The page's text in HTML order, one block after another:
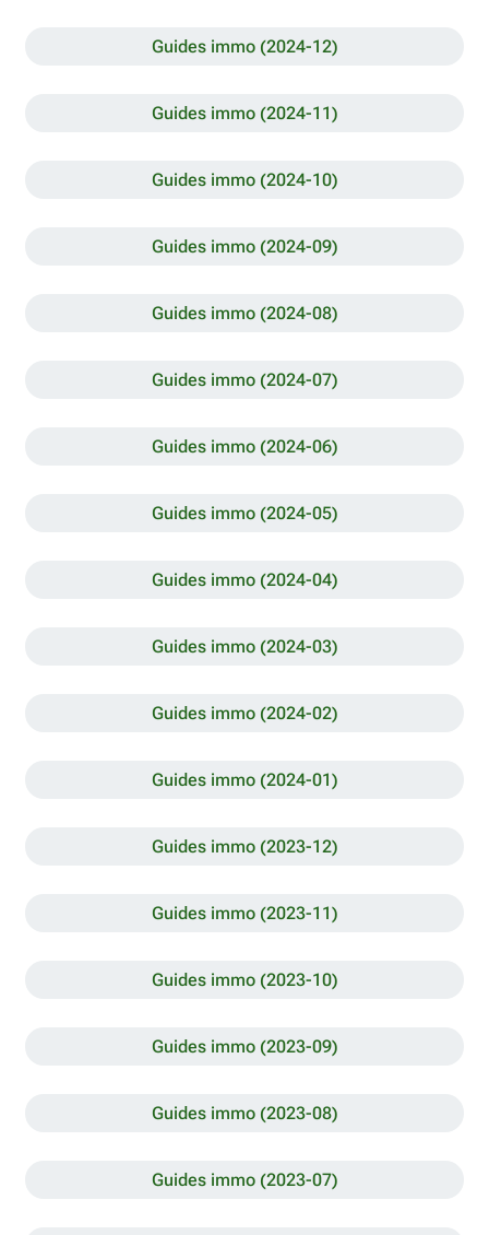
Guides immo (2024-12)
Guides immo (2024-11)
Guides immo (2024-10)
Guides immo (2024-09)
Guides immo (2024-08)
Guides immo (2024-07)
Guides immo (2024-06)
Guides immo (2024-05)
Guides immo (2024-04)
Guides immo (2024-03)
Guides immo (2024-02)
Guides immo (2024-01)
Guides immo (2023-12)
Guides immo (2023-11)
Guides immo (2023-10)
Guides immo (2023-09)
Guides immo (2023-08)
Guides immo (2023-07)